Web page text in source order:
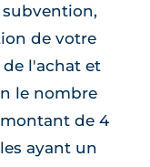
subvention,
de votre
l'achat et
le nombre
de 4
ayant un